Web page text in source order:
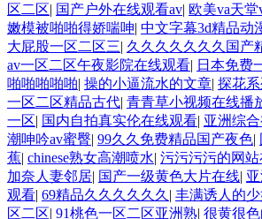
区二区| 国产户外在线观看av| 欧美va天堂
嫩模被啪啪得娇喘呻| 中文字幕3d精品动
大屁股一区二区三| 久久久久久久久国产
av一区二区午夜影院在线观看| 日本免费
啪啪啪啪啪| 操的小逼流水的文章| 探花
一区二区精品古代| 青青草小视频在线播
一区| 国内自拍真实伦在线观看| 亚洲综
潮呻吟av蜜臀| 99久久免费精品国产夜色|
蕉| chinese熟女高潮喷水| 污污污污的网
加奈人妻邻居| 国产一级黄色大片在线|
观看| 69精品久久久久久久 | 丰满诱人的
区二区| 91桃色一区二区亚洲熟| 很黄很